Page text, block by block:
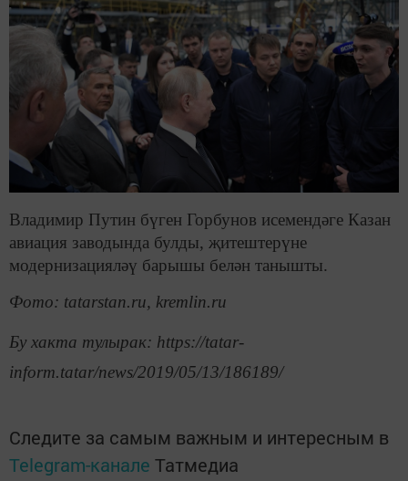
Владимир Путин бүген Горбунов исемендәге Казан
авиация заводында булды, җитештерүне
модернизацияләү барышы белән танышты.
Фото: tatarstan.ru, kremlin.ru
Бу хакта тулырак: https://tatar-
inform.tatar/news/2019/05/13/186189/
Следите за самым важным и интересным в
Telegram-канале Татмедиа